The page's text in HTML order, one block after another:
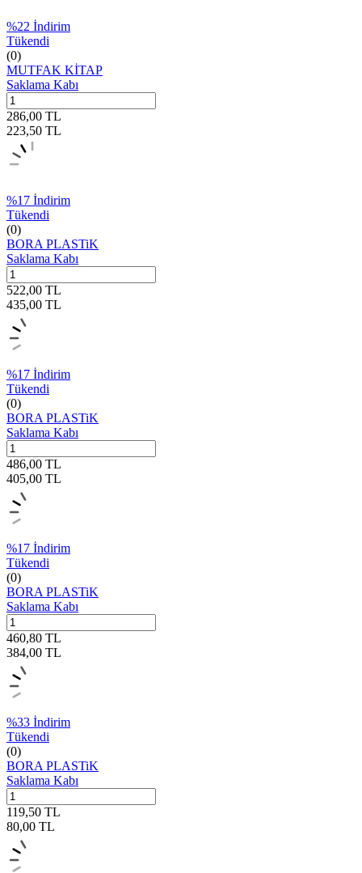
%22 İndirim
Tükendi
(0)
MUTFAK KİTAP
Saklama Kabı
286,00 TL
223,50 TL
%17 İndirim
Tükendi
(0)
BORA PLASTiK
Saklama Kabı
522,00 TL
435,00 TL
%17 İndirim
Tükendi
(0)
BORA PLASTiK
Saklama Kabı
486,00 TL
405,00 TL
%17 İndirim
Tükendi
(0)
BORA PLASTiK
Saklama Kabı
460,80 TL
384,00 TL
%33 İndirim
Tükendi
(0)
BORA PLASTiK
Saklama Kabı
119,50 TL
80,00 TL